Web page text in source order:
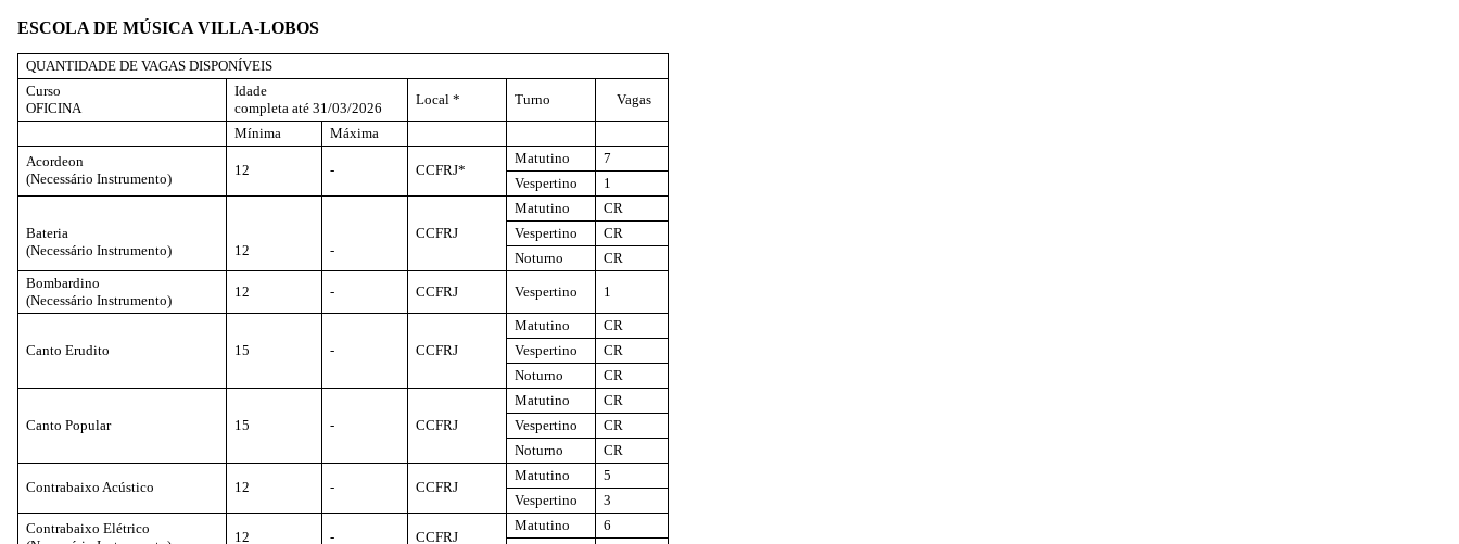
ESCOLA DE MÚSICA VILLA-LOBOS
QUANTIDADE DE VAGAS DISPONÍVEIS
Curso
OFICINA
Idade
completa até 31/03/2026
Local * Turno Vagas
Mínima
Máxima
Acordeon
(Necessário Instrumento)
12 - CCFRJ*
Matutino
7
Vespertino
1
Bateria
(Necessário Instrumento)
12 -
CCFRJ
Matutino
CR
Vespertino
CR
Noturno
CR
Bombardino
(Necessário Instrumento)
12 - CCFRJ Vespertino 1
Canto Erudito 15 - CCFRJ
Matutino
CR
Vespertino
CR
Noturno
CR
Canto Popular 15 - CCFRJ
Matutino
CR
Vespertino
CR
Noturno
CR
Contrabaixo Acústico 12 - CCFRJ
Matutino
5
Vespertino
3
Contrabaixo Elétrico
12 - CCFRJ
Matutino
6